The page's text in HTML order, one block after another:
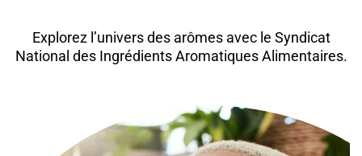
Explorez l’univers des arômes avec le Syndicat
National des Ingrédients Aromatiques Alimentaires.